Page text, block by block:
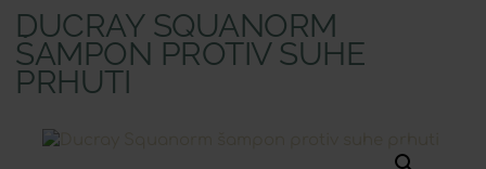
DUCRAY SQUANORM
ŠAMPON PROTIV SUHE
PRHUTI